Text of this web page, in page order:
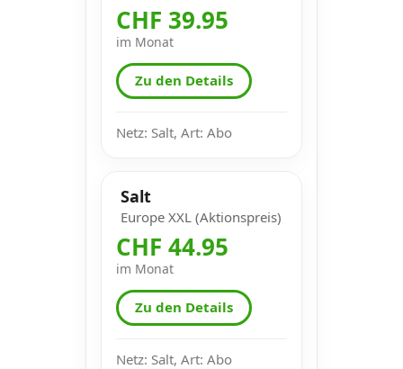
CHF 39.95
im Monat
Zu den Details
Netz: Salt, Art: Abo
Salt
Europe XXL (Aktionspreis)
CHF 44.95
im Monat
Zu den Details
Netz: Salt, Art: Abo